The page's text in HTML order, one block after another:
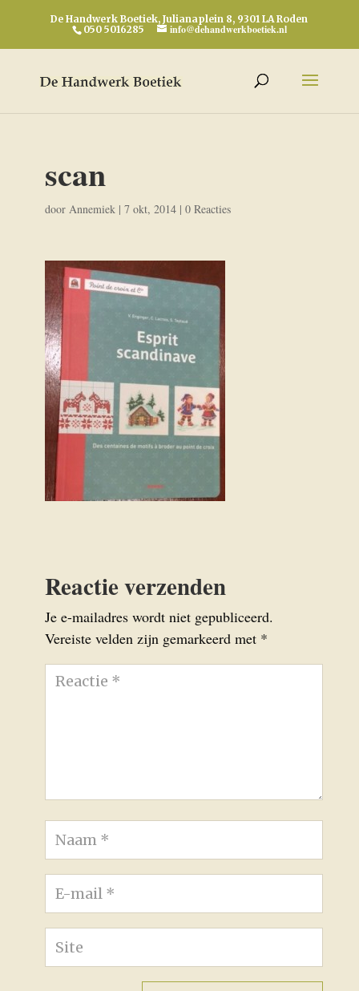
De Handwerk Boetiek, Julianaplein 8, 9301 LA Roden
050 5016285
info@dehandwerkboetiek.nl
scan
door Annemiek| 7 okt, 2014| 0 Reacties
Reactie verzenden
Je e-mailadres wordt niet gepubliceerd.
Vereiste velden zijn gemarkeerd met *